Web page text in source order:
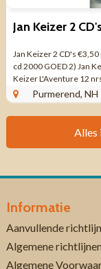
Jan Keizer 2
Jan Keizer 2 CD's
cd 2000 GOED 2) Jan
Keizer L'Aventure 12
Purmerend, NH
Alles
Informatie
Aanvullende
Algemene richtlijnen
Algemene